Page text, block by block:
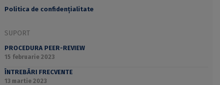
Politica de confidențialitate
SUPORT
PROCEDURA PEER-REVIEW
15 februarie 2023
ÎNTREBĂRI FRECVENTE
13 martie 2023